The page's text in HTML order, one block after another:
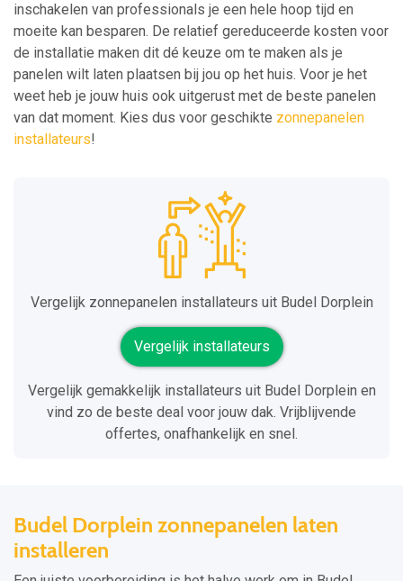
inschakelen van professionals je een hele hoop tijd en
moeite kan besparen. De relatief gereduceerde kosten voor
de installatie maken dit dé keuze om te maken als je
panelen wilt laten plaatsen bij jou op het huis. Voor je het
weet heb je jouw huis ook uitgerust met de beste panelen
van dat moment. Kies dus voor geschikte zonnepanelen
installateurs!
Vergelijk zonnepanelen installateurs uit Budel Dorplein
Vergelijk installateurs
Vergelijk gemakkelijk installateurs uit Budel Dorplein en
vind zo de beste deal voor jouw dak. Vrijblijvende
offertes, onafhankelijk en snel.
Budel Dorplein zonnepanelen laten
installeren